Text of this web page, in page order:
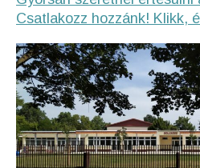
Csatlakozz hozzánk! Klikk,